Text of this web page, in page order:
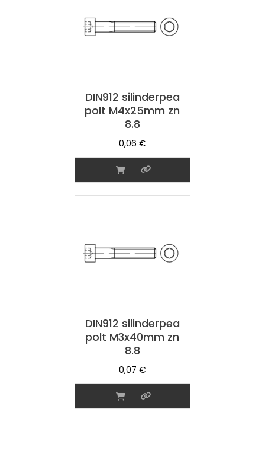
DIN912 silinderpea
polt M4x25mm zn
8.8
0,06 €
DIN912 silinderpea
polt M3x40mm zn
8.8
0,07 €